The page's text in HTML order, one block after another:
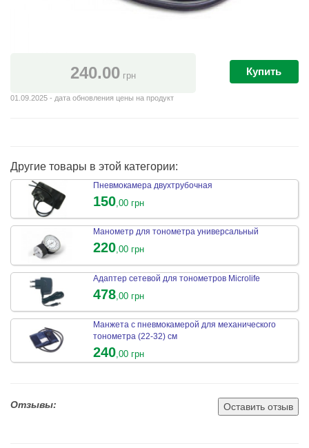
240.00грн
01.09.2025 - дата обновления цены на продукт
Купить
Другие товары в этой категории:
Пневмокамера двухтрубочная
150 ,00 грн
Манометр для тонометра универсальный
220,00 грн
Адаптер сетевой для тонометров Microlife
478 ,00 грн
Манжета с пневмокамерой для механического
тонометра (22-32) см
240,00 грн
Отзывы: Оставить отзыв